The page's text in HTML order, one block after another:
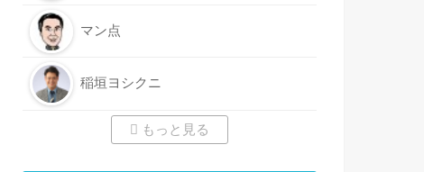
マン点
稲垣ヨシクニ
もっと見る